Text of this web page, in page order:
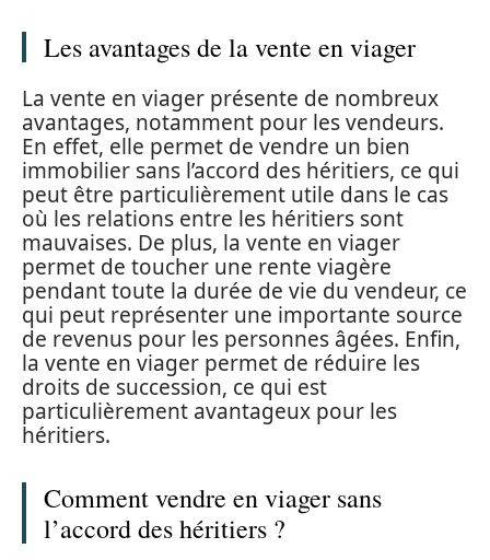
Les avantages de la vente en viager
La vente en viager présente de nombreux
avantages, notamment pour les vendeurs.
En effet, elle permet de vendre un bien
immobilier sans l’accord des héritiers, ce qui
peut être particulièrement utile dans le cas
où les relations entre les héritiers sont
mauvaises. De plus, la vente en viager
permet de toucher une rente viagère
pendant toute la durée de vie du vendeur, ce
qui peut représenter une importante source
de revenus pour les personnes âgées. Enfin,
la vente en viager permet de réduire les
droits de succession, ce qui est
particulièrement avantageux pour les
héritiers.
Comment vendre en viager sans
l’accord des héritiers ?